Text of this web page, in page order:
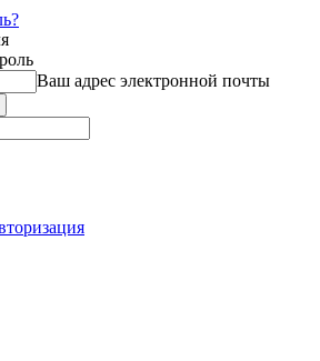
Ваш адрес электронной почты